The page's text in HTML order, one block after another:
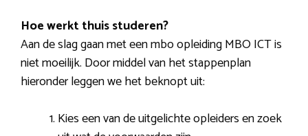
Hoe werkt thuis studeren?
Aan de slag gaan met een mbo opleiding MBO ICT is
niet moeilijk. Door middel van het stappenplan
hieronder leggen we het beknopt uit:
Kies een van de uitgelichte opleiders en zoek